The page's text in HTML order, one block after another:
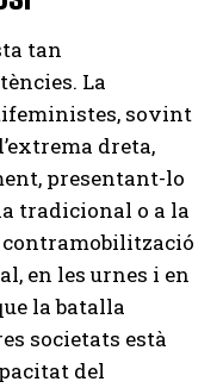
tan
La
sovint
dreta,
presentant-lo
tradicional o a la
en les urnes i en
la batalla
societats està
del